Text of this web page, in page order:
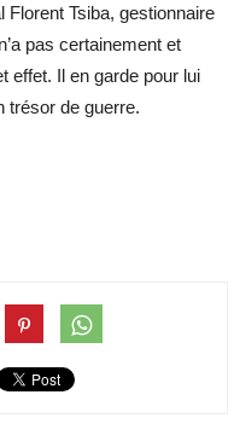
Tsiba, gestionnaire
pas certainement et
effet. Il en garde pour lui
trésor de guerre.